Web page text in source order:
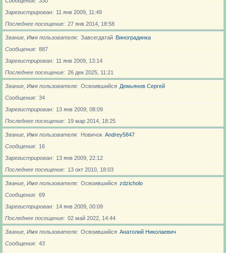
Зарегистрирован
11 янв 2009, 11:49
Последнее посещение
27 янв 2014, 18:58
Звание, Имя пользователя Завсегдатай Виноградинка
Сообщения
887
Зарегистрирован
11 янв 2009, 13:14
Последнее посещение
26 дек 2025, 11:21
Звание, Имя пользователя Освоившийся Демьянов Сергей
Сообщения
34
Зарегистрирован
13 янв 2009, 08:09
Последнее посещение
19 мар 2014, 18:25
Звание, Имя пользователя Новичoк Andrey5847
Сообщения
16
Зарегистрирован
13 янв 2009, 22:12
Последнее посещение
13 окт 2010, 18:03
Звание, Имя пользователя Освоившийся zdzicholo
Сообщения
69
Зарегистрирован
14 янв 2009, 00:09
Последнее посещение
02 май 2022, 14:44
Звание, Имя пользователя Освоившийся Анатолий Николаевич
Сообщения
43